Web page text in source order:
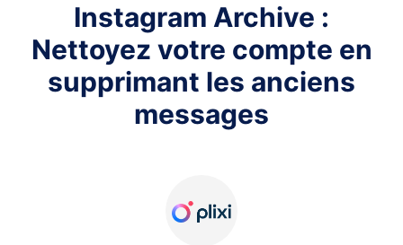
Instagram Archive :
Nettoyez votre compte en
supprimant les anciens
messages